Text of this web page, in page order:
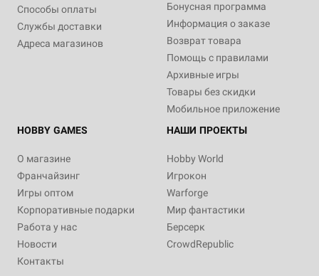
Способы оплаты
Службы доставки
Адреса магазинов
Бонусная программа
Информация о заказе
Возврат товара
Помощь с правилами
Архивные игры
Товары без скидки
Мобильное приложение
HOBBY GAMES
О магазине
Франчайзинг
Игры оптом
Корпоративные подарки
Работа у нас
Новости
Контакты
НАШИ ПРОЕКТЫ
Hobby World
Игрокон
Warforge
Мир фантастики
Берсерк
CrowdRepublic